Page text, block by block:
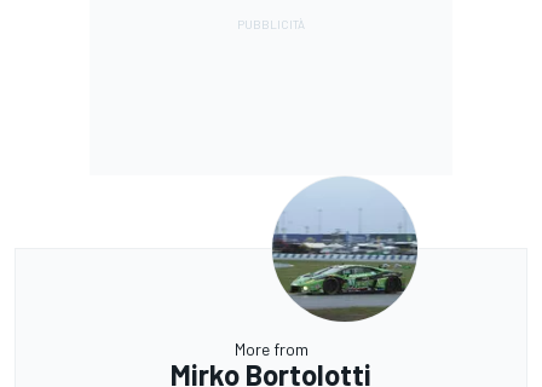
More from
Mirko Bortolotti